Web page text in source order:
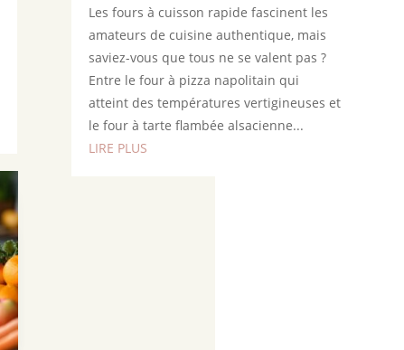
Les fours à cuisson rapide fascinent les
amateurs de cuisine authentique, mais
saviez-vous que tous ne se valent pas ?
Entre le four à pizza napolitain qui
atteint des températures vertigineuses et
le four à tarte flambée alsacienne...
LIRE PLUS